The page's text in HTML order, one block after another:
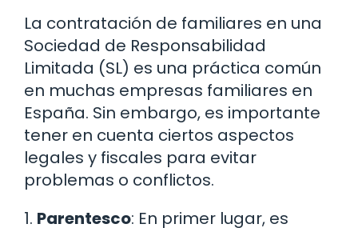
La contratación de familiares en una
Sociedad de Responsabilidad
Limitada (SL) es una práctica común
en muchas empresas familiares en
España. Sin embargo, es importante
tener en cuenta ciertos aspectos
legales y fiscales para evitar
problemas o conflictos.
1. Parentesco: En primer lugar, es